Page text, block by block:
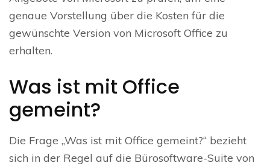
genaue Vorstellung über die Kosten für die
gewünschte Version von Microsoft Office zu
erhalten.
Was ist mit Office
gemeint?
Die Frage „Was ist mit Office gemeint?“ bezieht
sich in der Regel auf die Bürosoftware-Suite von